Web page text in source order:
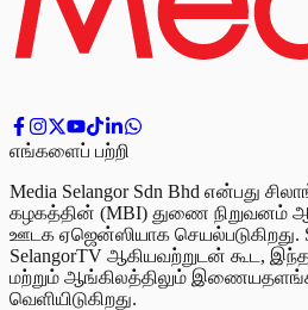
எங்களைப் பற்றி
Media Selangor Sdn Bhd என்பது
கழகத்தின் (MBI) துணை நிறுவனம்
ஊடக ஏஜென்ஸியாக செயல்படுகிறது.
SelangorTV ஆகியவற்றுடன் கூட,
மற்றும் ஆங்கிலத்திலும்
வெளியிடுகிறது.